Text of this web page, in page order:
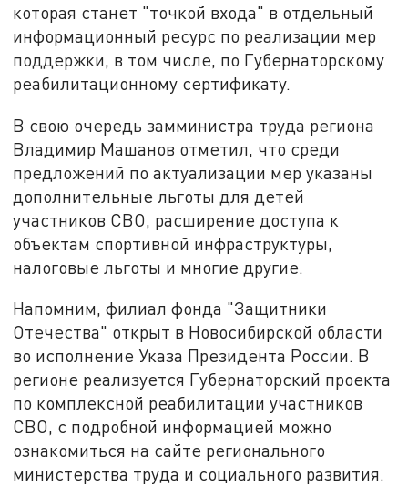
которая станет "точкой входа" в отдельный
информационный ресурс по реализации мер
поддержки, в том числе, по Губернаторскому
реабилитационному сертификату.
В свою очередь замминистра труда региона
Владимир Машанов отметил, что среди
предложений по актуализации мер указаны
дополнительные льготы для детей
участников СВО, расширение доступа к
объектам спортивной инфраструктуры,
налоговые льготы и многие другие.
Напомним, филиал фонда "Защитники
Отечества" открыт в Новосибирской области
во исполнение Указа Президента России. В
регионе реализуется Губернаторский проекта
по комплексной реабилитации участников
СВО, с подробной информацией можно
ознакомиться на сайте регионального
министерства труда и социального развития.